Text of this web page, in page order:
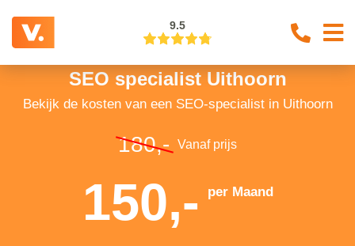
9.5
SEO specialist Uithoorn
Bekijk de kosten van een SEO-specialist in Uithoorn
180,- Vanaf prijs
150,- per Maand